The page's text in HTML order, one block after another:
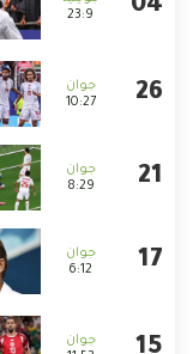
23:9
10:27
8:29
6:12